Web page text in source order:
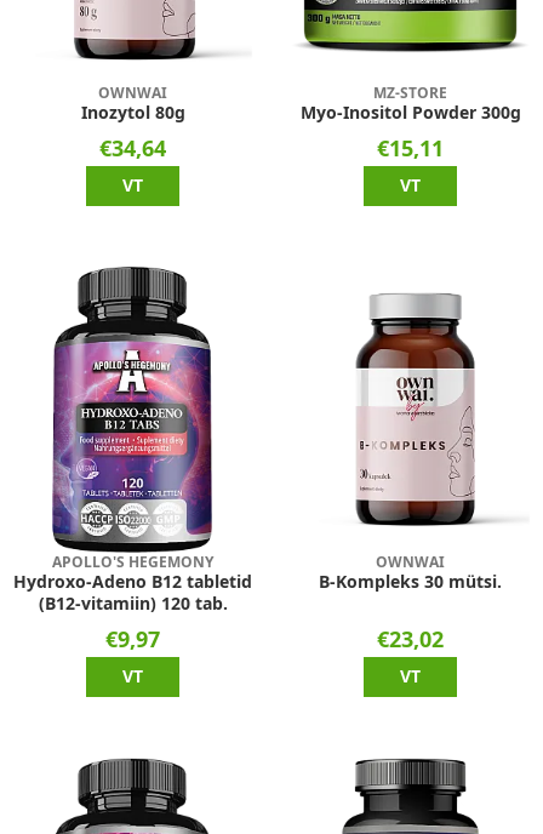
OWNWAI
Inozytol 80g
€34,64
VT
MZ-STORE
Myo-Inositol Powder 300g
€15,11
VT
APOLLO'S HEGEMONY
Hydroxo-Adeno B12 tabletid
(B12-vitamiin) 120 tab.
€9,97
VT
OWNWAI
B-Kompleks 30 mütsi.
€23,02
VT